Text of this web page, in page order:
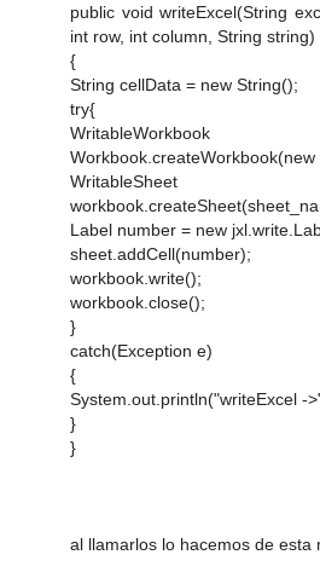
public void writeExcel(String
int row, int column, String string)
{
String cellData = new String();
try{
Label number = new
sheet.addCell(number);
workbook.write();
workbook.close();
}
catch(Exception e)
{
System.out.println("writeExcel -
}
}
al llamarlos lo hacemos de esta